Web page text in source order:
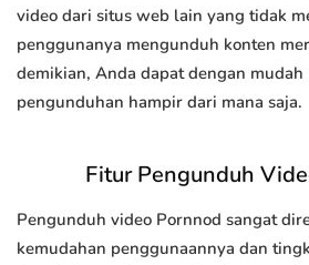
video dari situs web lain yang tidak
penggunanya mengunduh konten
demikian, Anda dapat dengan mudah
pengunduhan hampir dari mana saja.
Fitur Pengunduh
Pengunduh video Pornnod sangat
kemudahan penggunaannya dan